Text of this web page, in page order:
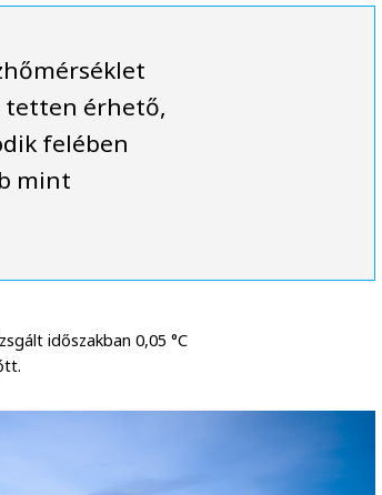
tetten érhető,
felében
mint
időszakban 0,05 °C